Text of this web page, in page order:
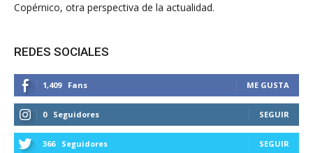
Copérnico, otra perspectiva de la actualidad.
REDES SOCIALES
1,409 Fans ME GUSTA
0 Seguidores SEGUIR
366 Seguidores SEGUIR